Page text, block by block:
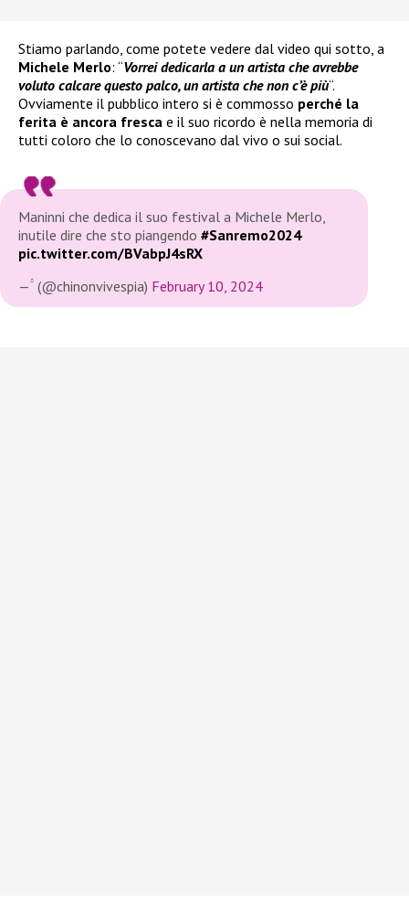
Stiamo parlando, come potete vedere dal video qui sotto, a
Michele Merlo: “Vorrei dedicarla a un artista che avrebbe
voluto calcare questo palco, un artista che non c’è più“.
Ovviamente il pubblico intero si è commosso perché la
ferita è ancora fresca e il suo ricordo è nella memoria di
tutti coloro che lo conoscevano dal vivo o sui social.
Maninni che dedica il suo festival a Michele Merlo,
inutile dire che sto piangendo #Sanremo2024
pic.twitter.com/BVabpJ4sRX
— ۟ (@chinonvivespia) February 10, 2024